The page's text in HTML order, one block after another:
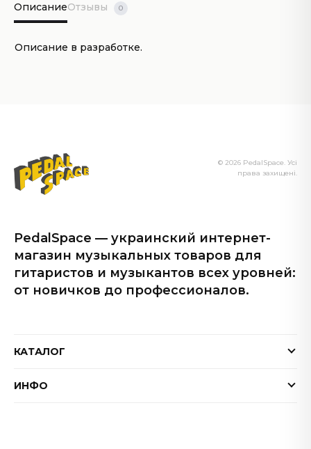
ОписаниеОтзывы 0
Описание в разработке.
PedalSpace — украинский интернет-
магазин музыкальных товаров для
гитаристов и музыкантов всех уровней:
от новичков до профессионалов.
© 2026 PedalSpace. Усі
права захищені.
КАТАЛОГ
Электрогитары
ИНФО